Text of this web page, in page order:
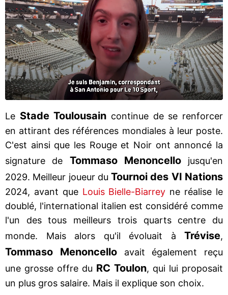
Le Stade Toulousain continue de se renforcer
en attirant des références mondiales à leur poste.
C'est ainsi que les Rouge et Noir ont annoncé la
signature de Tommaso Menoncellojusqu'en
2029. Meilleur joueur duTournoi des VI Nations
2024, avant que Louis Bielle-Biarrey ne réalise le
doublé, l'international italien est considéré comme
l'un des tous meilleurs trois quarts centre du
monde. Mais alors qu'il évoluait à Trévise,
Tommaso Menoncelloavait également reçu
une grosse offre du RC Toulon, qui lui proposait
un plus gros salaire. Mais il explique son choix.